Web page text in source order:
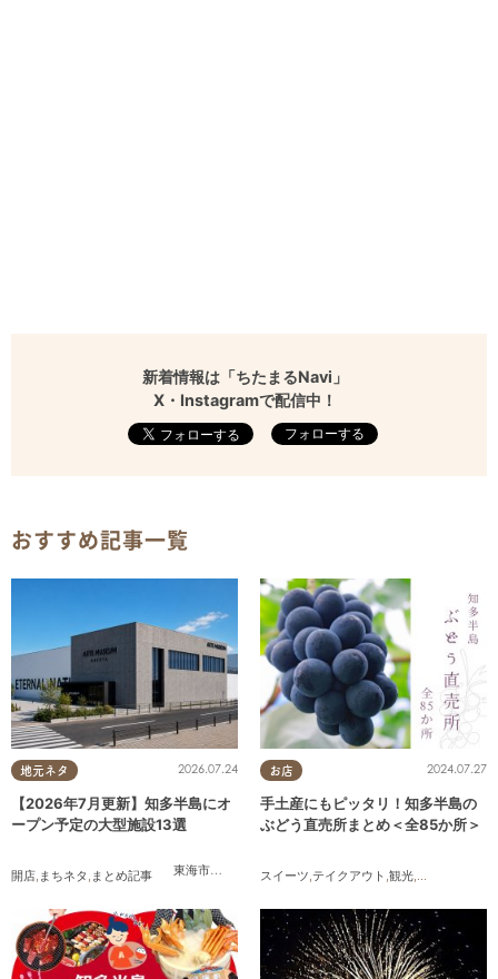
新着情報は「ちたまるNavi」
X・Instagramで配信中！
フォローする
おすすめ記事一覧
地元ネタ
東海市大府市 知多市 美浜町 ,南知多町
2026.07.24
【2026年7月更新】知多半島にオ
ープン予定の大型施設13選
開店, まちネタ , まとめ記事
お店 2024.07.27
手土産にもピッタリ！知多半島の
ぶどう直売所まとめ＜全85か所＞
スイーツ,テイクアウト ,観光,アウトドア